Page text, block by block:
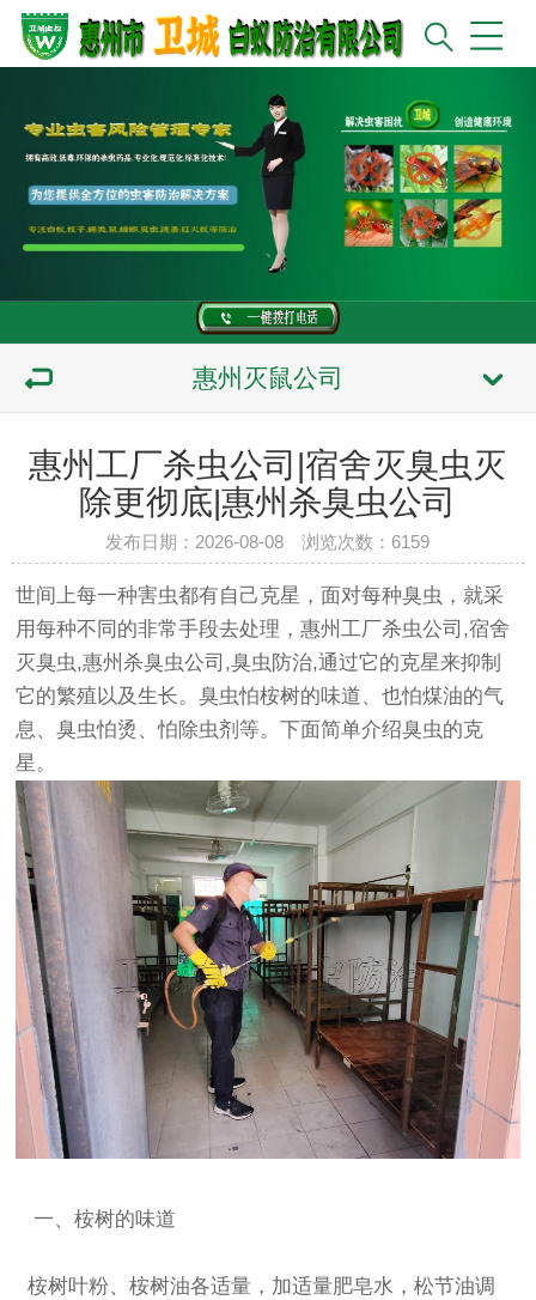
惠州灭鼠公司
惠州工厂杀虫公司|宿舍灭臭虫灭
除更彻底|惠州杀臭虫公司
发布日期：2026-08-08 浏览次数： 6159
世间上每一种害虫都有自己克星，面对每种臭虫，就采
用每种不同的非常手段去处理，惠州工厂杀虫公司,宿舍
灭臭虫,惠州杀臭虫公司,臭虫防治,通过它的克星来抑制
它的繁殖以及生长。臭虫怕桉树的味道、也怕煤油的气
息、臭虫怕烫、怕除虫剂等。下面简单介绍臭虫的克
星。
一、桉树的味道
桉树叶粉、桉树油各适量，加适量肥皂水，松节油调